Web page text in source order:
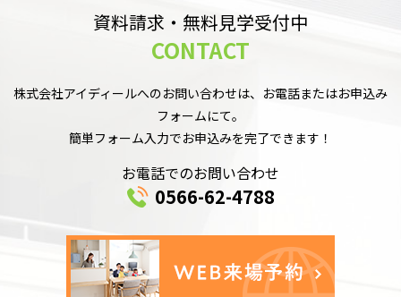
資料請求・無料見学受付中
CONTACT
株式会社アイディールへのお問い合わせは、お電話またはお申込み
フォームにて。
簡単フォーム入力でお申込みを完了できます！
お電話でのお問い合わせ
0566-62-4788